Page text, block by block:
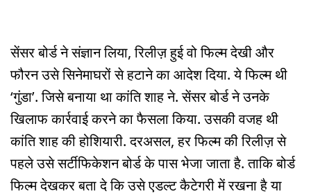
सेंसर बोर्ड ने संज्ञान लिया, रिलीज़ हुई वो फिल्म देखी और
फौरन उसे सिनेमाघरों से हटाने का आदेश दिया. ये फिल्म थी
‘गुंडा’. जिसे बनाया था कांति शाह ने. सेंसर बोर्ड ने उनके
खिलाफ कार्रवाई करने का फैसला किया. उसकी वजह थी
कांति शाह की होशियारी. दरअसल, हर फिल्म की रिलीज़ से
पहले उसे सर्टीफिकेशन बोर्ड के पास भेजा जाता है. ताकि बोर्ड
फिल्म देखकर बता दे कि उसे एडल्ट कैटेगरी में रखना है या